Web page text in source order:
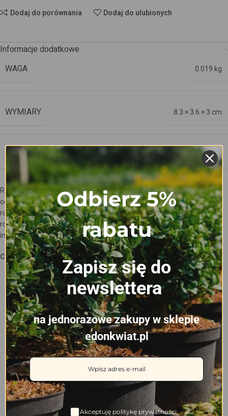
Dodaj do porównania Dodaj do ulubionych
Informacje dodatkowe
WAGA
0.019 kg
WYMIARY 8.3 × 3.6 × 3 cm
ŚREDNICA RURY 20 mm
Różnice kształtów i rozmiarów produktów DonKwiat wynikają z
odmiennych potrzeb roślin w nich uprawianych. W ofercie znajdują się
rożne kształty dna doniczek, które uwarunkowane są potrzebami
roślin, klimatem panującym w danej lokalizacji szkółki oraz
indywidualnymi preferencjami szkółkarzy.
CECHY DONICZEK
Odbierz 5%
rabatu
Zapisz się do
newslettera
na jednorazowe zakupy w sklepie
edonkwiat.pl
Akceptuję politykę prywatności.